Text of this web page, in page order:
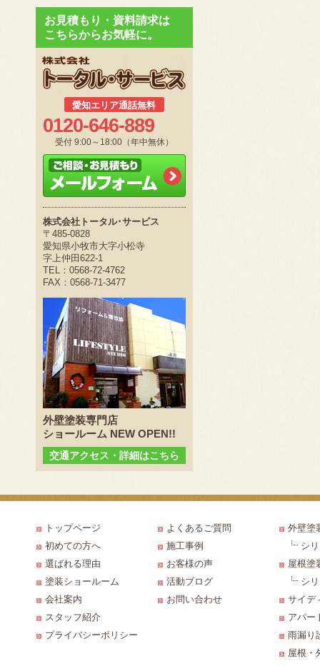
お見積もり・資料請求は
こちらからお気軽に。
愛知エリア通話無料
0120-646-889
受付 9:00～18:00（年中無休）
株式会社トータル･サービス
〒485-0828
愛知県小牧市大字小松寺
字上仲田622-1
TEL：0568-72-4762
FAX：0568-71-3477
外壁塗装専門店
ショールーム NEW OPEN!!
交通アクセス・詳細はこちら
トップページ
初めての方へ
選ばれる理由
塗装ショールーム
会社案内
スタッフ紹介
プライバシーポリシー
よくあるご質問
施工事例
お客様の声
活動ブログ
お問い合わせ
外壁塗
シ
屋根塗
シ
サイデ
アパー
雨漏り
屋根・